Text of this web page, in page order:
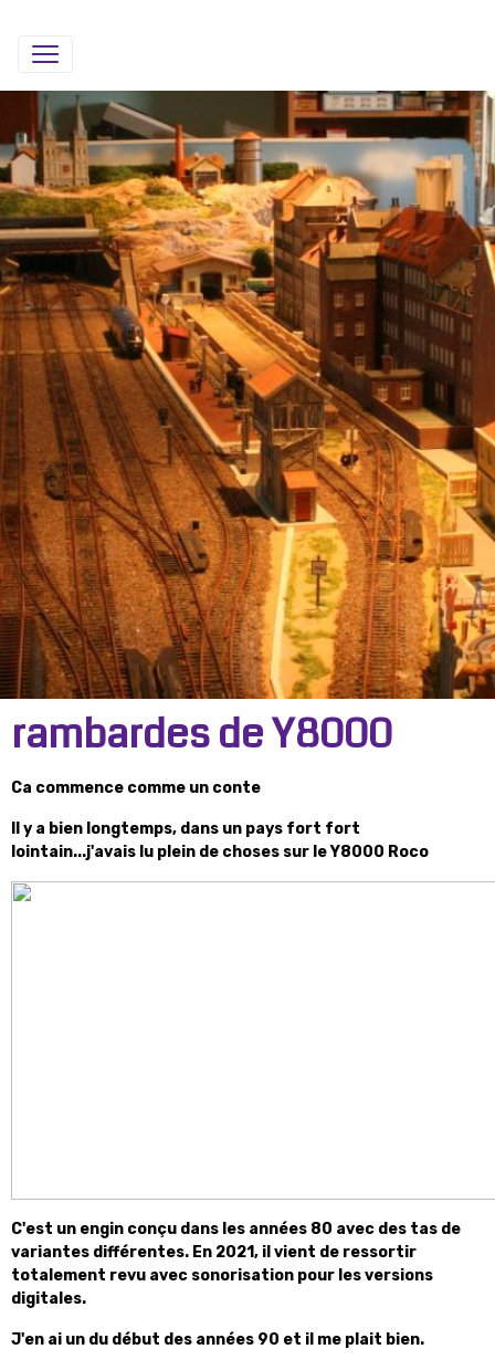
rambardes de Y8000
Ca commence comme un conte
Il y a bien longtemps, dans un pays fort fort
lointain...j'avais lu plein de choses sur le Y8000 Roco
C'est un engin conçu dans les années 80 avec des tas de
variantes différentes. En 2021, il vient de ressortir
totalement revu avec sonorisation pour les versions
digitales.
J'en ai un du début des années 90 et il me plait bien.